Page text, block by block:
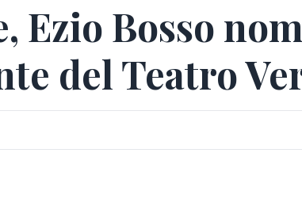
Ezio Bosso
del Teatro